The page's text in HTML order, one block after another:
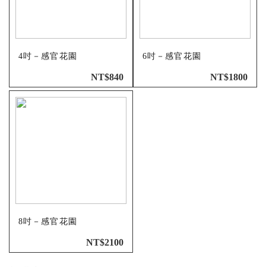
4吋－感官花園
NT$840
6吋－感官花園
NT$1800
8吋－感官花園
NT$2100